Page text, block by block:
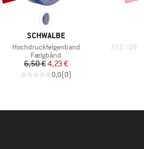
MÆRKE
SCHWALBE
Artikel
Hochdruckfelgenband
Produktgruppe
Fælgbånd
Pris
6,50 €Nedsat pris
4,23 €
0,0(0)
Artikel
27,5''/28''/